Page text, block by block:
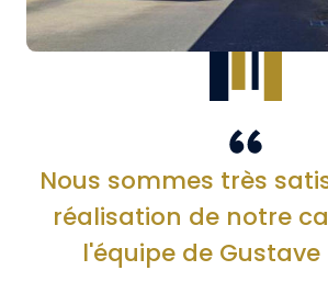
Nous sommes très
réalisation de notre
l'équipe de Gustave